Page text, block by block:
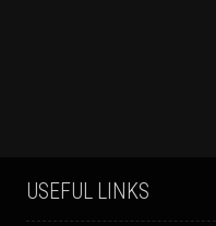
USEFUL LINKS